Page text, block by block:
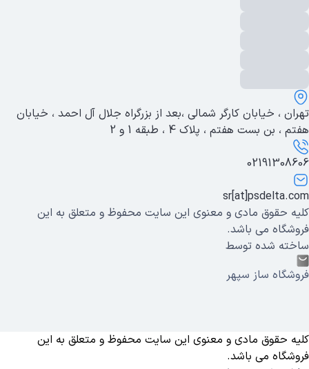
تهران ، خیابان کارگر شمالی ،بعد از بزرگراه جلال آل احمد ، خیابان
هفتم ، بن بست هفتم ، پلاک 4 ، طبقه 1 و 2
02191308606
sr[at]psdelta.com
کلیه حقوق مادی و معنوی این سایت محفوظ و متعلق به این
فروشگاه می باشد.
ساخته شده توسط
فروشگاه ساز سپهر
کلیه حقوق مادی و معنوی این سایت محفوظ و متعلق به این
فروشگاه می باشد.